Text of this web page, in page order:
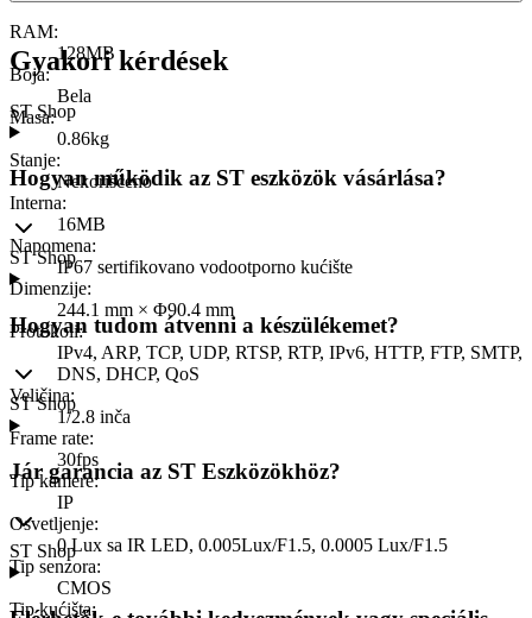
RAM:
128MB
Boja:
Bela
Masa:
0.86kg
Stanje:
Nekorišćeno
Interna:
16MB
Napomena:
IP67 sertifikovano vodootporno kućište
Dimenzije:
244.1 mm × Φ90.4 mm
Protokoli:
IPv4, ARP, TCP, UDP, RTSP, RTP, IPv6, HTTP, FTP, SMTP,
DNS, DHCP, QoS
Veličina:
1/2.8 inča
Frame rate:
30fps
Tip kamere:
IP
Osvetljenje:
0 Lux sa IR LED, 0.005Lux/F1.5, 0.0005 Lux/F1.5
Tip senzora:
CMOS
Tip kućišta:
Gyakori kérdések
ST Shop
Hogyan működik az ST eszközök vásárlása?
ST Shop
Hogyan tudom átvenni a készülékemet?
ST Shop
Jár garancia az ST Eszközökhöz?
ST Shop